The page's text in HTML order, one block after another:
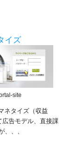
イズ
site
ネタイズ（収益
広告モデル、直接課
、、、